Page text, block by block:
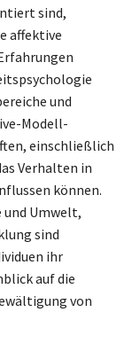
sind,
affektive
und
Modell-
einschließlich
Verhalten in
können.
und Umwelt,
sind
ihr
auf die
von